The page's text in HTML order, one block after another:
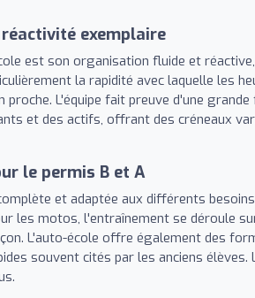
exemplaire
est son organisation fluide et
la rapidité avec laquelle les
L'équipe fait preuve d'une
et des actifs, offrant des créneaux
le permis B et A
et adaptée aux différents
les motos, l'entraînement se déroule
L'auto-école offre également des
souvent cités par les anciens